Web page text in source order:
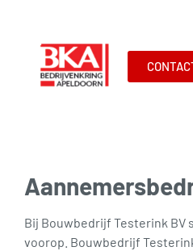
Bij Bouwbedrijf Testerink BV
voorop. Bouwbedrijf